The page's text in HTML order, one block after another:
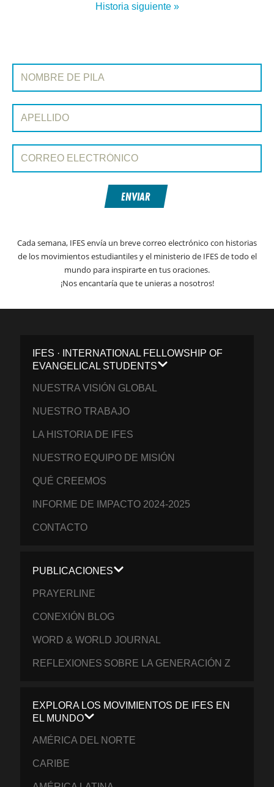
Historia siguiente »
SUSCRIBIRSE A PRAYERLINE
ENVIAR
Cada semana, IFES envía un breve correo electrónico con historias
de los movimientos estudiantiles y el ministerio de IFES de todo el
mundo para inspirarte en tus oraciones.
¡Nos encantaría que te unieras a nosotros!
IFES · INTERNATIONAL FELLOWSHIP OF
EVANGELICAL STUDENTS
NUESTRA VISIÓN GLOBAL
NUESTRO TRABAJO
LA HISTORIA DE IFES
NUESTRO EQUIPO DE MISIÓN
QUÉ CREEMOS
INFORME DE IMPACTO 2024-2025
CONTACTO
PUBLICACIONES
PRAYERLINE
CONEXIÓN BLOG
WORD & WORLD JOURNAL
REFLEXIONES SOBRE LA GENERACIÓN Z
EXPLORA LOS MOVIMIENTOS DE IFES EN
EL MUNDO
AMÉRICA DEL NORTE
CARIBE